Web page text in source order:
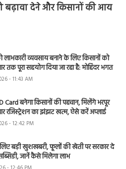
बढ़ावा देने और किसानों की आय
लाभकारी व्यवसाय बनाने के लिए किसानों को
तक पूरा सहयोग दिया जा रहा है: मोहिंदर भगत
- 11:43 AM
Card बनेगा किसानों की पहचान, मिलेंगे भरपूर
रजिस्ट्रेशन का झंझट खत्म, ऐसे करें अप्लाई
- 12:42 PM
बड़ी खुशखबरी, फूलों की खेती पर सरकार दे
जानें कैसे मिलेगा लाभ